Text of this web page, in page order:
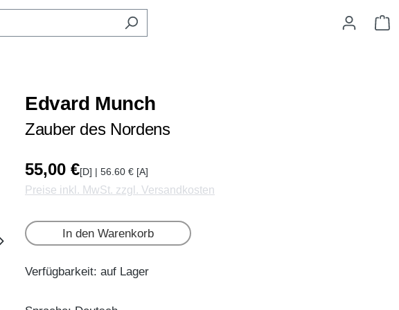
Edvard Munch
Zauber des Nordens
55,00 €[D] | 56.60 € [A]
Preise inkl. MwSt. zzgl. Versandkosten
In den Warenkorb
Verfügbarkeit: auf Lager